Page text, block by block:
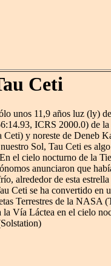
Ceti
unos 11,9 años luz (ly)
ICRS 2000.0) de
Ceti) y noreste de Deneb
Sol, Tau Ceti es
el cielo nocturno de la
anunciaron que
alrededor de esta
Ceti se ha convertido en
Terrestres de la NASA
la Vía Láctea en el cielo